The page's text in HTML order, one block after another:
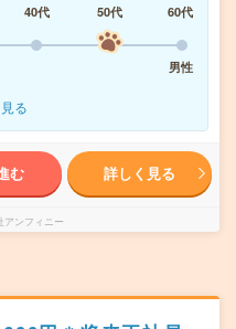
40代 50代
60代
男性
る
む 詳しく見る
アンフィニー